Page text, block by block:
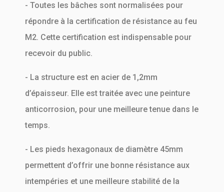
- Toutes les bâches sont normalisées pour
répondre à la certification de résistance au feu
M2. Cette certification est indispensable pour
recevoir du public.
- La structure est en acier de 1,2mm
d’épaisseur. Elle est traitée avec une peinture
anticorrosion, pour une meilleure tenue dans le
temps.
- Les pieds hexagonaux de diamètre 45mm
permettent d’offrir une bonne résistance aux
intempéries et une meilleure stabilité de la